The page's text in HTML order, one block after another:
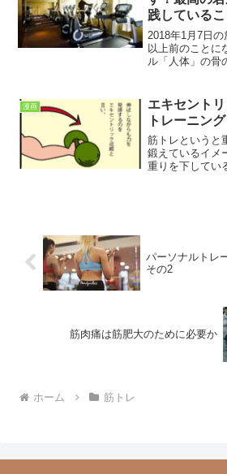
践しているこ
2018年1月7日
以上前のことに
ル「人体」の骨
た。33歳の自
骨を骨折するの
の骨密度は８０
とが分かると
す。２０代の運
たのは何故か。
す。
漫画
エキセント
トレーニング
筋トレというと
鍛えているイメ
重りを下してい
のです。しかも
よりエキセン
パーソナルトレ
その2
筋肉痛は筋肥大のために必要か
ホーム 筋トレ